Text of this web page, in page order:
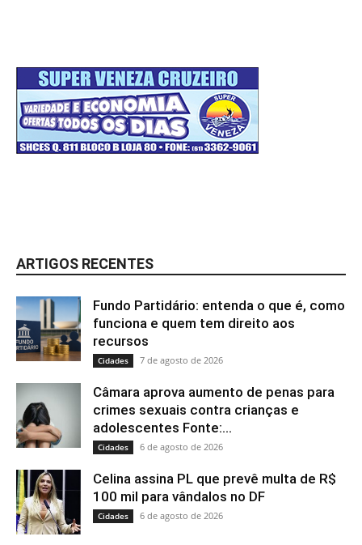
ARTIGOS RECENTES
Fundo Partidário: entenda o que é, como
funciona e quem tem direito aos
recursos
Cidades 7 de agosto de 2026
Câmara aprova aumento de penas para
crimes sexuais contra crianças e
adolescentes Fonte:...
Cidades 6 de agosto de 2026
Celina assina PL que prevê multa de R$
100 mil para vândalos no DF
Cidades 6 de agosto de 2026